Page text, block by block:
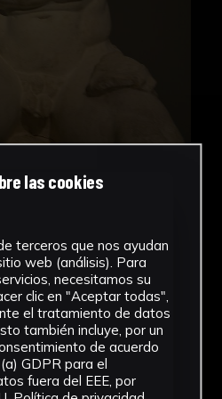
: recuperación de la
: antigua Real Fábrica de
colección de vaciados :
las cookies
terceros que nos ayudan
web (análisis). Para
necesitamos su
clic en "Aceptar todas",
el tratamiento de datos
también incluye, por un
de acuerdo
GDPR para el
fuera del EEE, por